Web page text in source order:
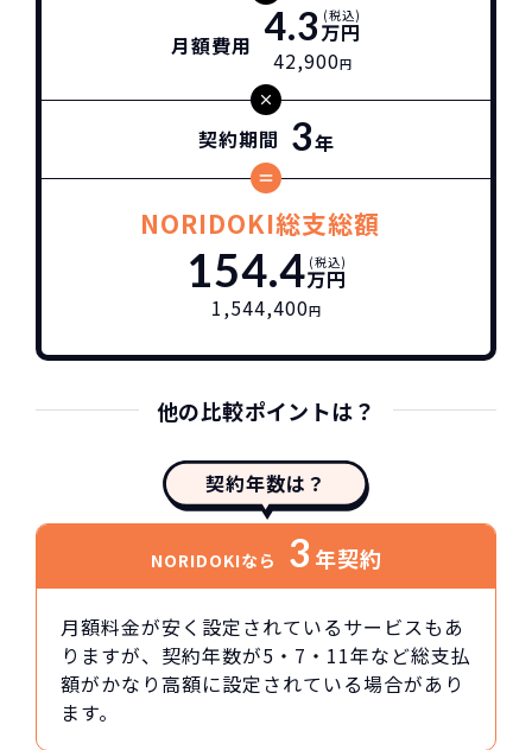
月額費用 4.3万円
(税込)
42,900円
契約期間 3年
NORIDOKI総支総額
154.4万円
(税込)
1,544,400円
他の比較ポイントは？
契約年数は？
NORIDOKIなら 3 年契約
月額料金が安く設定されているサービスもあ
りますが、契約年数が5・7・11年など総支払
額がかなり高額に設定されている場合があり
ます。